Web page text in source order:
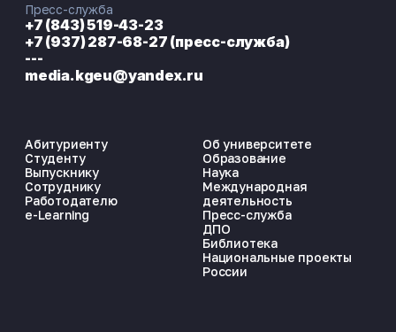
Абитуриенту
Студенту
Выпускнику
Сотруднику
Работодателю
e-Learning
Об университете
Образование
Наука
Международная
деятельность
Пресс-служба
ДПО
Библиотека
Национальные проекты
России
Пресс-служба
+7 (843) 519-43-23
+7 (937) 287-68-27 (пресс-служба)
---
media.kgeu@yandex.ru